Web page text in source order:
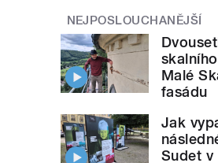
NEJPOSLOUCHANĚJŠÍ
Malé
fasádu
Jak
Sudet v